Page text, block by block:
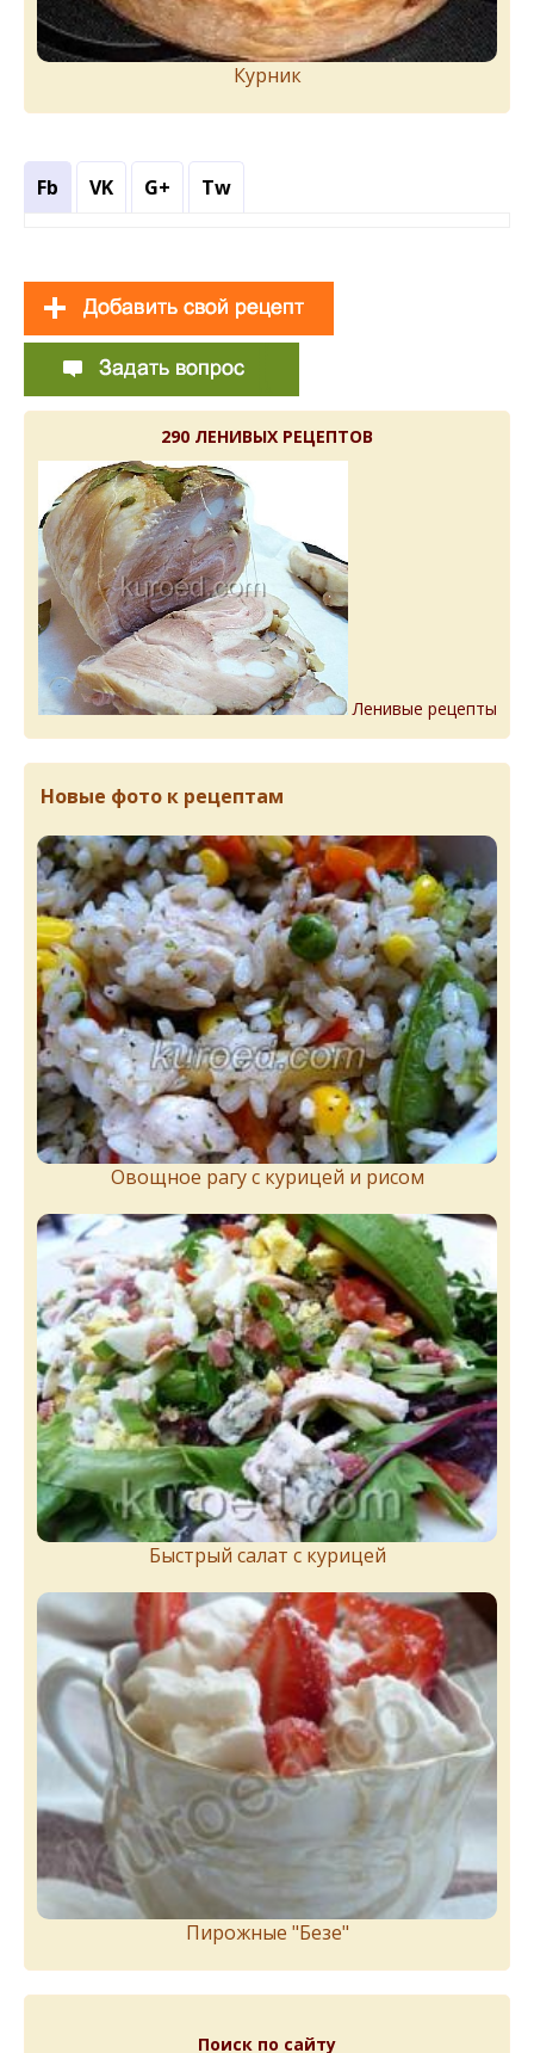
Курник
Fb VK G+ Tw
290 ЛЕНИВЫХ РЕЦЕПТОВ
Ленивые рецепты
Новые фото к рецептам
Овощное рагу с курицей и рисом
Быстрый салат с курицей
Пирожныe "Бeзe"
Поиск по сайту